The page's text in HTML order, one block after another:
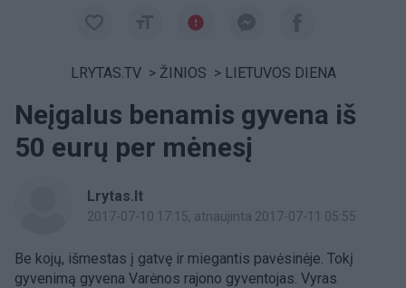
LRYTAS.TV > ŽINIOS > LIETUVOS DIENA
Neįgalus benamis gyvena iš
50 eurų per mėnesį
Lrytas.lt
2017-07-10 17:15, atnaujinta 2017-07-11 05:55
Be kojų, išmestas į gatvę ir miegantis pavėsinėje. Tokį
gyvenimą gyvena Varėnos rajono gyventojas. Vyras